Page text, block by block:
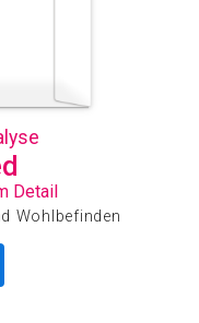
Detail
Wohlbefinden